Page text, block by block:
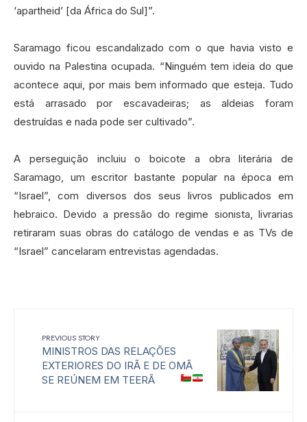
‘apartheid’ [da África do Sul]”.
Saramago ficou escandalizado com o que havia visto e
ouvido na Palestina ocupada. “Ninguém tem ideia do que
acontece aqui, por mais bem informado que esteja. Tudo
está arrasado por escavadeiras; as aldeias foram
destruídas e nada pode ser cultivado”.
A perseguição incluiu o boicote a obra literária de
Saramago, um escritor bastante popular na época em
“Israel”, com diversos dos seus livros publicados em
hebraico. Devido a pressão do regime sionista, livrarias
retiraram suas obras do catálogo de vendas e as TVs de
“Israel” cancelaram entrevistas agendadas.
PREVIOUS STORY
MINISTROS DAS RELAÇÕES
EXTERIORES DO IRÃ E DE OMÃ
SE REÚNEM EM TEERÃ